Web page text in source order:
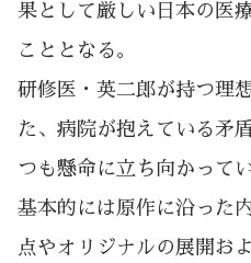
果として厳しい日本の医
こととなる。
研修医・英二郎が持つ理
た、病院が抱えている矛
つも懸命に立ち向かって
基本的には原作に沿った
点やオリジナルの展開お